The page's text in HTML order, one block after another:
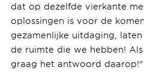
dat op dezelfde vierkante
oplossingen is voor de
gezamenlijke uitdaging,
de ruimte die we hebben!
graag het antwoord daarop!"